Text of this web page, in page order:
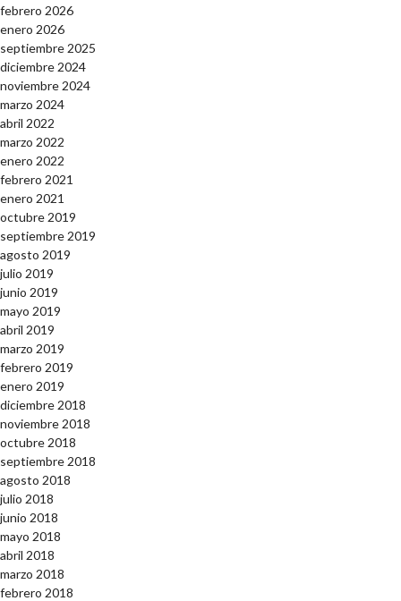
febrero 2026
enero 2026
septiembre 2025
diciembre 2024
noviembre 2024
marzo 2024
abril 2022
marzo 2022
enero 2022
febrero 2021
enero 2021
octubre 2019
septiembre 2019
agosto 2019
julio 2019
junio 2019
mayo 2019
abril 2019
marzo 2019
febrero 2019
enero 2019
diciembre 2018
noviembre 2018
octubre 2018
septiembre 2018
agosto 2018
julio 2018
junio 2018
mayo 2018
abril 2018
marzo 2018
febrero 2018